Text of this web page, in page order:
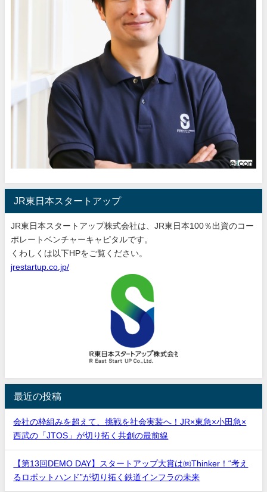
JR東日本スタートアップ
JR東日本スタートアップ株式会社は、JR東日本100％出資のコー
ポレートベンチャーキャピタルです。
くわしくは以下HPをご覧ください。
jrestartup.co.jp/
最近の投稿
会社の枠組みを超えて、挑戦を社会実装へ！JR×東急×小田急×
西武の「JTOS」が切り拓く共創の最前線
【第13回DEMO DAY】スタートアップ大賞は㈱Thinker！“考え
るロボットハンド”が切り拓く鉄道インフラの未来